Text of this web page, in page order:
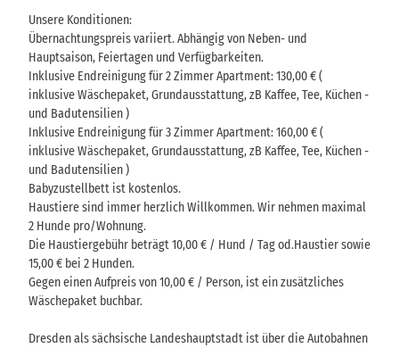
Unsere Konditionen:
Übernachtungspreis variiert. Abhängig von Neben- und
Hauptsaison, Feiertagen und Verfügbarkeiten.
Inklusive Endreinigung für 2 Zimmer Apartment: 130,00 € (
inklusive Wäschepaket, Grundausstattung, zB Kaffee, Tee, Küchen -
und Badutensilien )
Inklusive Endreinigung für 3 Zimmer Apartment: 160,00 € (
inklusive Wäschepaket, Grundausstattung, zB Kaffee, Tee, Küchen -
und Badutensilien )
Babyzustellbett ist kostenlos.
Haustiere sind immer herzlich Willkommen. Wir nehmen maximal
2 Hunde pro/Wohnung.
Die Haustiergebühr beträgt 10,00 € / Hund / Tag od.Haustier sowie
15,00 € bei 2 Hunden.
Gegen einen Aufpreis von 10,00 € / Person, ist ein zusätzliches
Wäschepaket buchbar.
Dresden als sächsische Landeshauptstadt ist über die Autobahnen